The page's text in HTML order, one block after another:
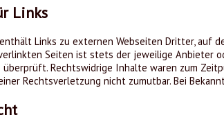
Links
Links zu externen Webseiten Dritter, auf
Seiten ist stets der jeweilige Anbieter
Rechtswidrige Inhalte waren zum
Rechtsverletzung nicht zumutbar. Bei